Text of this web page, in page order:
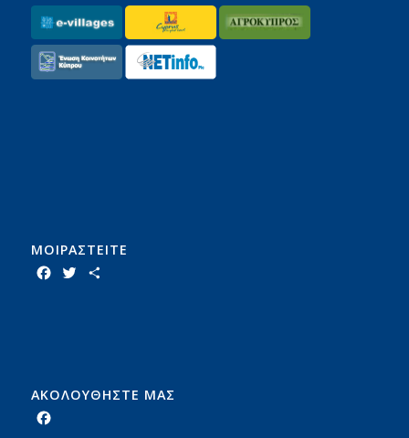
ΜΟΙΡΑΣTEITE
Facebook
Twitter
ΑΚΟΛΟΥΘΗΣΤΕ ΜΑΣ